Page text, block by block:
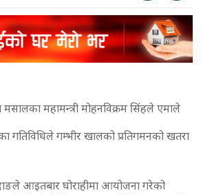
महामन्त्री मोहनविक्रम सिंहले एमाले
गतिविधिले गम्भीर खालको प्रतिगमनको खतरा
आइतबार घोराहीमा आयोजना गरेको